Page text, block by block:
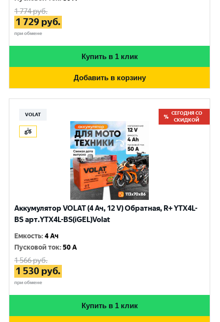
1 774руб.
1 729 руб.
при обмене
Купить в 1 клик
Добавить в корзину
VOLAT
СЕГОДНЯ СО
СКИДКОЙ
Аккумулятор VOLAT (4 Ач, 12 V) Обратная, R+ YTX4L-
BS арт.YTX4L-BS(iGEL)Volat
Емкость:4 Ач
Пусковой ток:50 A
1 566руб.
1 530 руб.
при обмене
Купить в 1 клик